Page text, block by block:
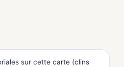
sur cette carte (clins